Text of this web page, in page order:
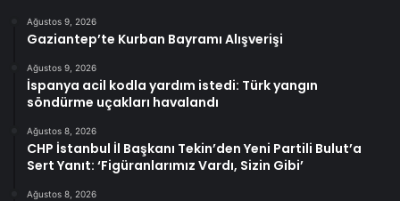
Ağustos 9, 2026
Gaziantep’te Kurban Bayramı Alışverişi
Ağustos 9, 2026
İspanya acil kodla yardım istedi: Türk yangın
söndürme uçakları havalandı
Ağustos 8, 2026
CHP İstanbul İl Başkanı Tekin’den Yeni Partili Bulut’a
Sert Yanıt: ‘Figüranlarımız Vardı, Sizin Gibi’
Ağustos 8, 2026